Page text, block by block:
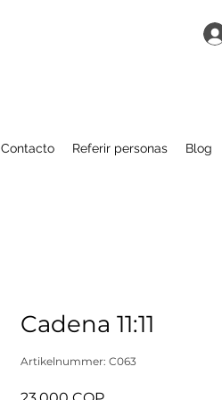
Contacto Referir personas Blog
Cadena 11:11
Artikelnummer: C063